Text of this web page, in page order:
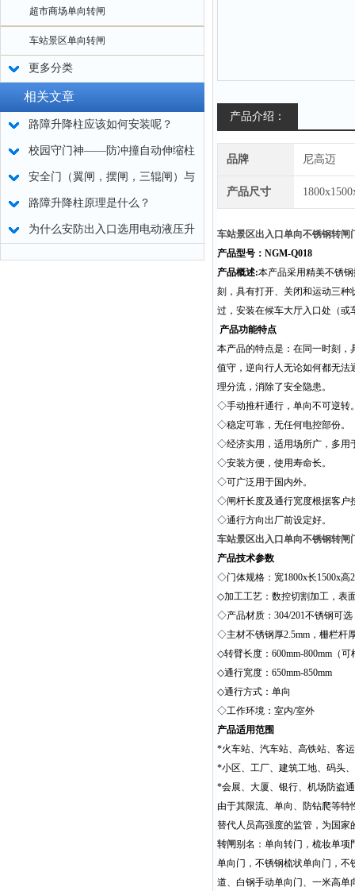
超市商场单向转闸
车站景区单向转闸
更多分类
相关文章
路障升降柱应该如何安装呢？
校园守门神——防冲撞自动伸缩柱
安全门（翼闸，摆闸，三辊闸）与
防盗门之间有何不同？
路障升降柱原理是什么？
为什么安防出入口选用电动液压升
产品介绍：
品牌 尼高迈
产品尺寸
车站景区出入口单向不锈钢转闸
产品型号：NGM-Q018
产品概述:本产品采用精美不锈
刻，具有打开、关闭和运动三种
过，安装在候车大厅入口处（
产品功能特点
本产品的特点是：在同一时刻，
值守，逆向行人无论如何都无法
理分流，消除了安全隐患。
◇手动推杆通行，单向不可逆转
◇稳定可靠，无任何电控部份。
◇经济实用，适用场所广，多用
◇安装方便，使用寿命长。
◇可广泛用于国内外。
◇闸杆长度及通行宽度根据客户
◇通行方向出厂前设定好。
车站景区出入口单向不锈钢转闸
产品技术参数
◇门体规格：宽1800x长1500x高
◇加工工艺：数控切割加工，表
◇产品材质：304/201不锈钢可选
◇主材不锈钢厚2.5mm ， 栅栏杆
◇转臂长度： 600mm-800mm （
◇通行宽度： 650mm-850mm
◇通行方式：单向
◇工作环境：室内/室外
产品适用范围
*火车站、汽车站、高铁站、客
*小区、工厂、建筑工地、码头
*会展、大厦、银行、机场防盗
由于其限流、单向、防钻爬等
替代人员高强度的监管，为国家
转闸别名：单向转门，梳妆单项
单向门，不锈钢梳状单向门，不
道、白钢手动单向门、一米高单